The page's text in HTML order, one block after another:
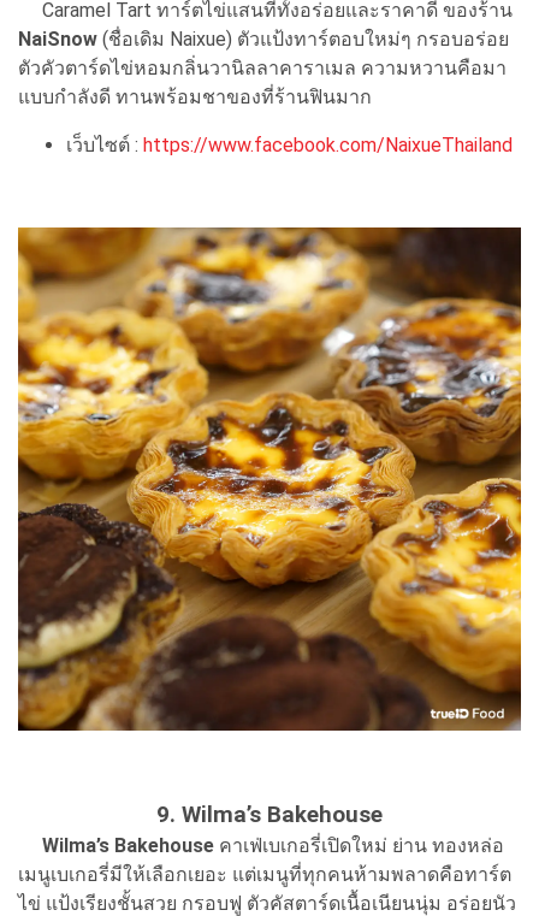
Caramel Tart ทาร์ตไข่แสนที่ทั้งอร่อยและราคาดี ของร้าน
NaiSnow (ชื่อเดิม Naixue) ตัวแป้งทาร์ตอบใหม่ๆ กรอบอร่อย
ตัวคัวตาร์ดไข่หอมกลิ่นวานิลลาคาราเมล ความหวานคือมา
แบบกำลังดี ทานพร้อมชาของที่ร้านฟินมาก
เว็บไซต์ : https://www.facebook.com/NaixueThailand
9. Wilma’s Bakehouse
Wilma’s Bakehouse คาเฟ่เบเกอรี่เปิดใหม่ ย่าน ทองหล่อ
เมนูเบเกอรี่มีให้เลือกเยอะ แต่เมนูที่ทุกคนห้ามพลาดคือทาร์ต
ไข่ แป้งเรียงชั้นสวย กรอบฟู ตัวคัสตาร์ดเนื้อเนียนนุ่ม อร่อยนัว